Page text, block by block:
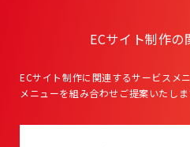
ECサイト制作の
ECサイト制作に関連するサービスメニ
メニューを組み合わせご提案いたしま